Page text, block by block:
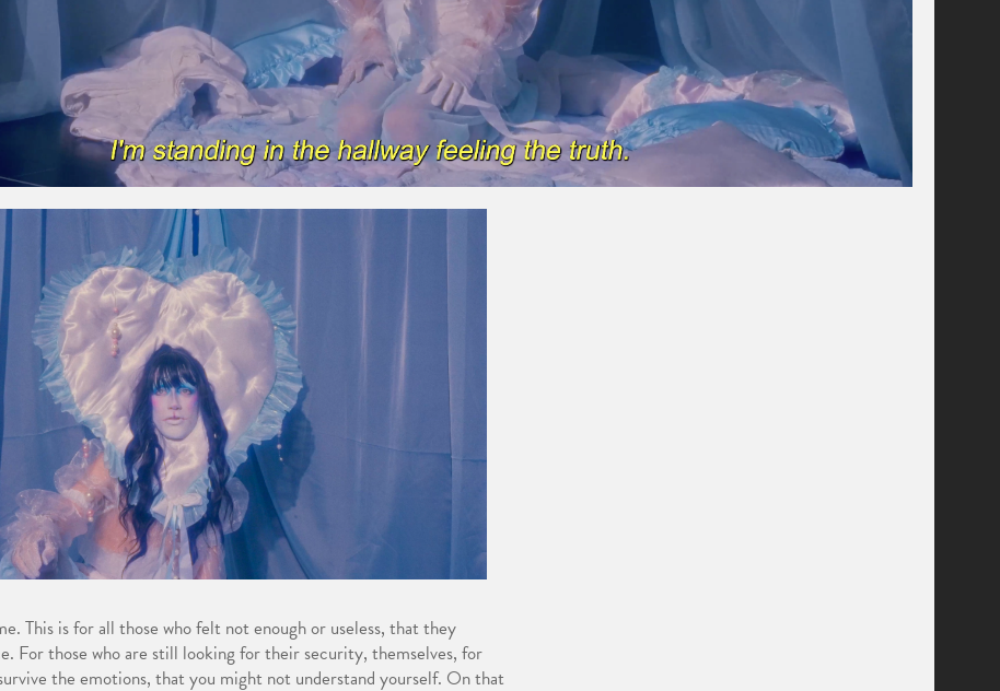
This is for all those who felt not enough or useless, that they
For those who are still looking for their security, themselves, for
the emotions, that you might not understand yourself. On that